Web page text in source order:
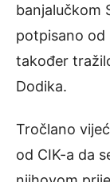
banjalučkom
potpisano od
također
Dodika.
Tročlano
od CIK-a da